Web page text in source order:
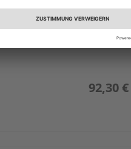
ter Hürne SilentDesign
Akustikpaneele Eiche Ebro
naturgeölt 2400x520x21mm
92,30 €